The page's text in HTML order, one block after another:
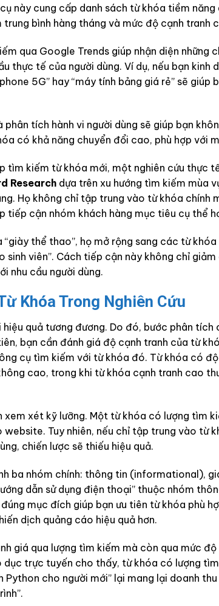
này cung cấp danh sách từ khóa tiềm
bình hàng tháng và mức độ cạnh tranh
qua Google Trends giúp nhận diện những
thực tế của người dùng. Ví dụ, nếu bạn kinh
5G” hay “máy tính bảng giá rẻ” sẽ
tích hành vi người dùng sẽ giúp bạn
có khả năng chuyển đổi cao, phù hợp với
tìm kiếm từ khóa mới, một nghiên cứu thực
Research dựa trên xu hướng tìm kiếm mùa
Họ không chỉ tập trung vào từ khóa chính
cận nhóm khách hàng mục tiêu cụ thể
thể thao”, họ mở rộng sang các từ
sinh viên”. Cách tiếp cận này không chỉ
nhu cầu người dùng.
Khóa Trong Nghiên Cứu
quả tương đương. Do đó, bước phân
bạn cần đánh giá độ cạnh tranh của từ
cụ tìm kiếm với từ khóa đó. Từ khóa có
cao, trong khi từ khóa cạnh tranh cao
xét kỹ lưỡng. Một từ khóa có lượng tìm
website. Tuy nhiên, nếu chỉ tập trung vào từ
chiến lược sẽ thiếu hiệu quả.
ba nhóm chính: thông tin (informational),
dẫn sử dụng điện thoại” thuộc nhóm
mục đích giúp bạn ưu tiên từ khóa phù
dịch quảng cáo hiệu quả hơn.
giá qua lượng tìm kiếm mà còn qua mức
trực tuyến cho thấy, từ khóa có lượng
cho người mới” lại mang lại doanh